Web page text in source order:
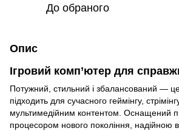
До обраного
Опис
Ігровий комп’ютер для
Потужний, стильний і збалансований —
підходить для сучасного геймінгу,
мультимедійним контентом. Оснащений
процесором нового покоління, надійною